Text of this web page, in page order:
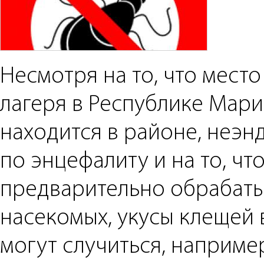
Несмотря на то, что
лагеря в Республике
находится в районе,
по энцефалиту и на то,
предварительно
насекомых, укусы клещей
могут случиться,